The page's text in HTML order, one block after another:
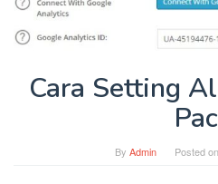
Cara Setting
By Admin Posted on